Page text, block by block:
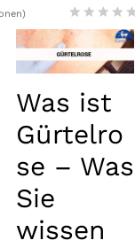
Was ist
Gürtelro
se – Was
Sie
wissen